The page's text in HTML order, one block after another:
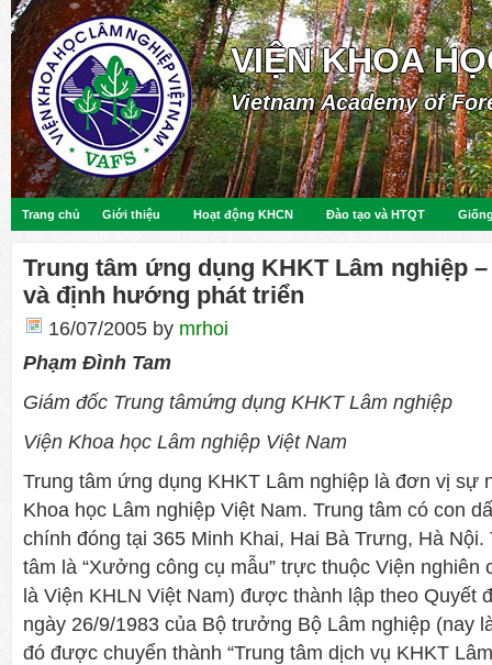
VIỆN KHOA
Vietnam Academy of
Trang chủ Giới thiệu Hoạt động KHCN Đào tạo và HTQT
Trung tâm ứng dụng KHKT Lâm nghiệp
và định hướng phát triển
16/07/2005 by mrhoi
Phạm Đình Tam
Giám đốc Trung tâmứng dụng KHKT Lâm nghiệp
Viện Khoa học Lâm nghiệp Việt Nam
Trung tâm ứng dụng KHKT Lâm nghiệp là đơn vị sự
Khoa học Lâm nghiệp Việt Nam. Trung tâm có con
chính đóng tại 365 Minh Khai, Hai Bà Trưng, Hà Nội.
tâm là “Xưởng công cụ mẫu” trực thuộc Viện nghiên
là Viện KHLN Việt Nam) được thành lập theo Quyết
ngày 26/9/1983 của Bộ trưởng Bộ Lâm nghiệp (nay
đó được chuyển thành “Trung tâm dịch vụ KHKT